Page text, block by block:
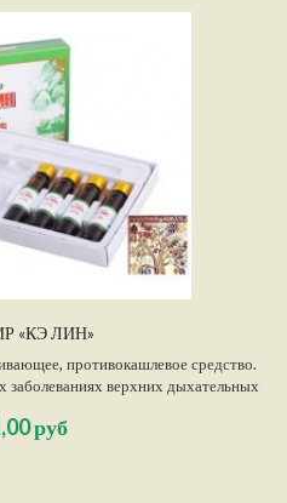
«КЭ ЛИН»
противокашлевое средство.
заболеваниях верхних дыхательных
речевых нагрузках.
руб